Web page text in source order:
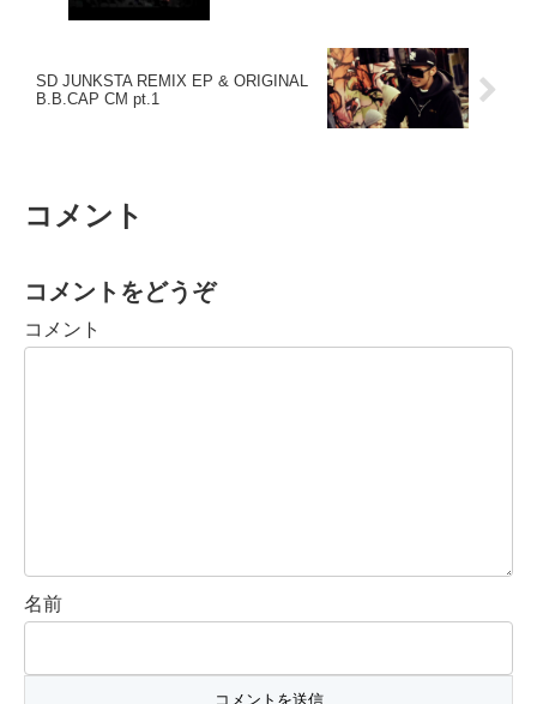
SD JUNKSTA REMIX EP & ORIGINAL
B.B.CAP CM pt.1
コメント
コメントをどうぞ
コメント
名前